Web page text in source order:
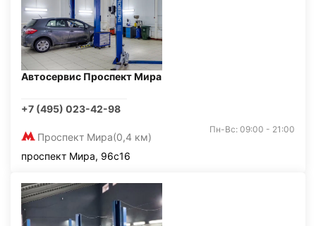
Автосервис Проспект Мира
+7 (495) 023-42-98
Проспект Мира(0,4 км)
Пн-Вс: 09:00 - 21:00
проспект Мира, 96с16